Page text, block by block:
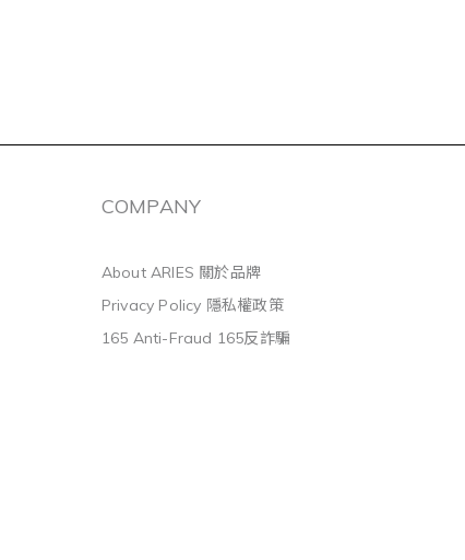
COMPANY
About ARIES 關於品牌
Privacy Policy 隱私權政策
165 Anti-Fraud 165反詐騙